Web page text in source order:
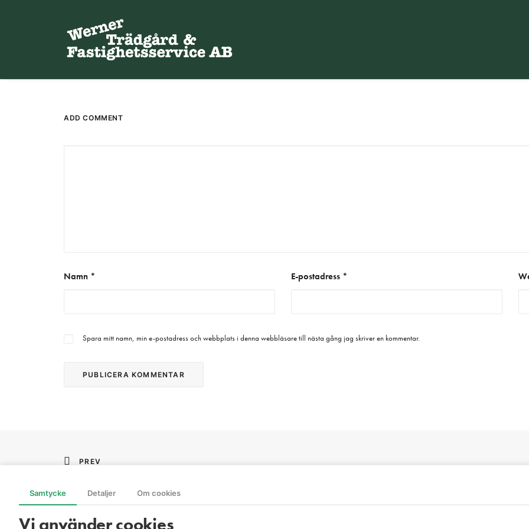
Samtycke Detaljer Om cookies
Vi använder cookies
ADD COMMENT
Namn * E-postadress *
Spara mitt namn, min e-postadress och webbplats i denna webbläsare till nästa gång jag skriver en kommentar.
PREV